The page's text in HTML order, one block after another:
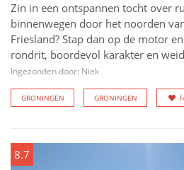
Zin in een ontspannen tocht over
binnenwegen door het noorden
Friesland? Stap dan op de motor
rondrit, boordevol karakter en
Ingezonden door: Niek
GRONINGEN GRONINGEN
8.7